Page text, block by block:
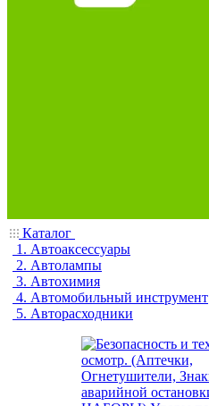
Каталог
1. Автоаксессуары
2. Автолампы
3. Автохимия
4. Автомобильный инструмент
5. Авторасходники